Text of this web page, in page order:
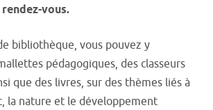
vous.
bibliothèque, vous pouvez y
pédagogiques, des classeurs
que des livres, sur des thèmes liés à
la nature et le développement